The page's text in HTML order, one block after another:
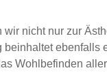
wir nicht nur zur
Wohlbefinden